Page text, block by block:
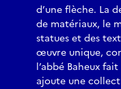
d’une flèche. La
de matériaux, le
statues et des
œuvre unique,
l’abbé Baheux
ajoute une